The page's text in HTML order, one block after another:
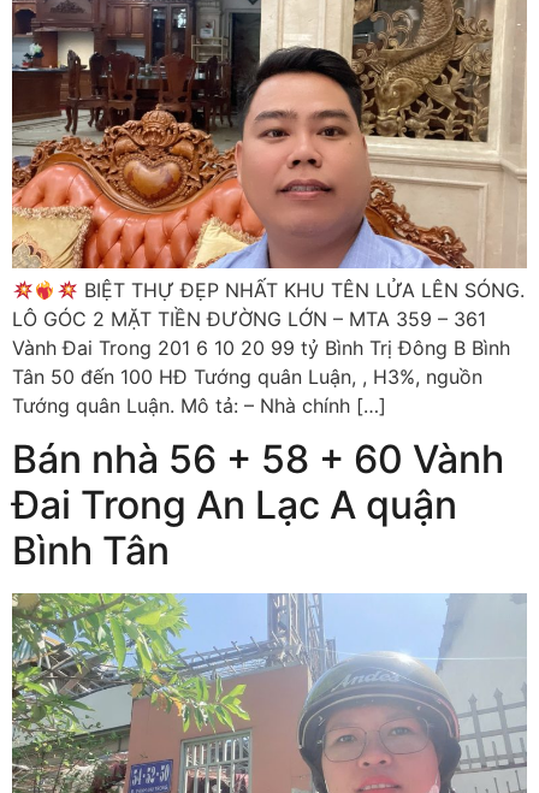
BIỆT THỰ ĐẸP NHẤT KHU TÊN LỬA LÊN SÓNG.
LÔ GÓC 2 MẶT TIỀN ĐƯỜNG LỚN – MTA 359 – 361
Vành Đai Trong 201 6 10 20 99 tỷ Bình Trị Đông B Bình
Tân 50 đến 100 HĐ Tướng quân Luận, , H3%, nguồn
Tướng quân Luận. Mô tả: – Nhà chính […]
Bán nhà 56 + 58 + 60 Vành
Đai Trong An Lạc A quận
Bình Tân